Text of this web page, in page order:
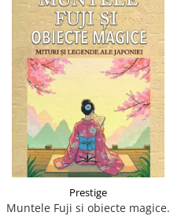
Prestige
Muntele Fuji si obiecte magice.